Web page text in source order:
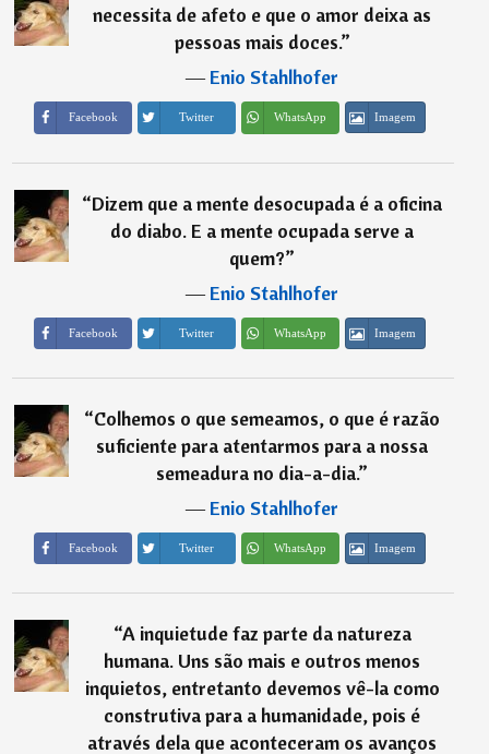
necessita de afeto e que o amor deixa as
pessoas mais doces.”
―Enio Stahlhofer
Facebook Twitter WhatsApp Imagem
“Dizem que a mente desocupada é a oficina
do diabo. E a mente ocupada serve a
quem?”
―Enio Stahlhofer
Facebook Twitter WhatsApp Imagem
“Colhemos o que semeamos, o que é razão
suficiente para atentarmos para a nossa
semeadura no dia-a-dia.”
―Enio Stahlhofer
Facebook Twitter WhatsApp Imagem
“A inquietude faz parte da natureza
humana. Uns são mais e outros menos
inquietos, entretanto devemos vê-la como
construtiva para a humanidade, pois é
através dela que aconteceram os avanços